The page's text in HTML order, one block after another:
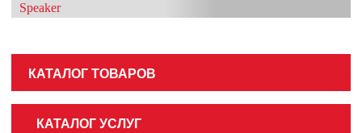
ПАРКОВОЧНЫЕ СИСТЕМЫ
Speaker
КАТАЛОГ ТОВАРОВ
КАТАЛОГ УСЛУГ